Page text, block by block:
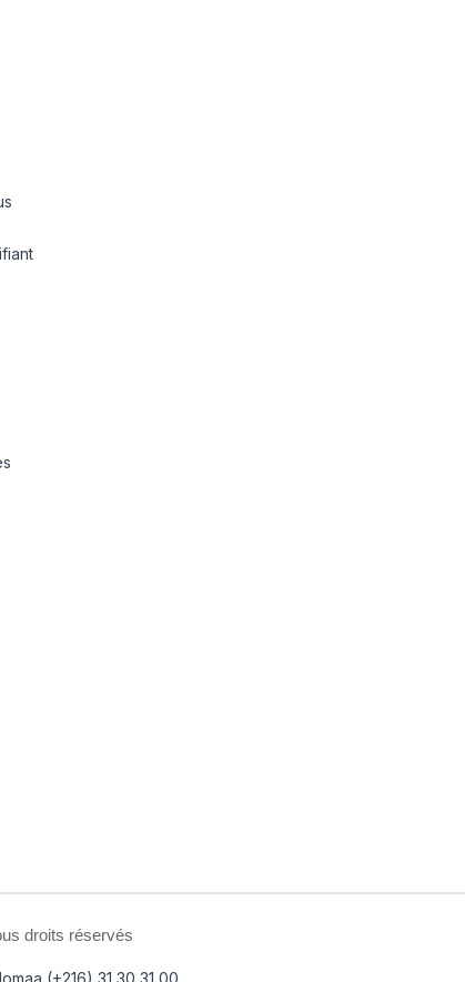
droits réservés
(+216) 31 30 31 00